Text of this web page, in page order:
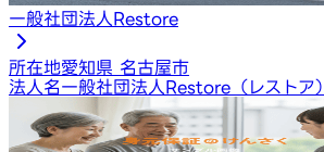
一般社団法人Restore
所在地愛知県 名古屋市
法人名一般社団法人Restore（レストア）